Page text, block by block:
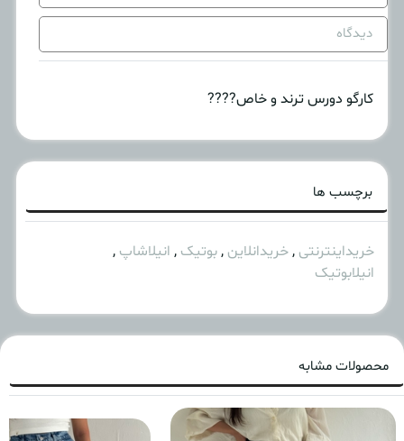
دیدگاه
کارگو دورس ترند و خاص????
برچسب ها
خریداینترنتی ,خریدانلاین ,بوتیک , انیلاشاپ ,
انیلابوتیک
محصولات مشابه